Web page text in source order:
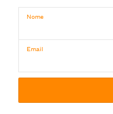
Nome
Email